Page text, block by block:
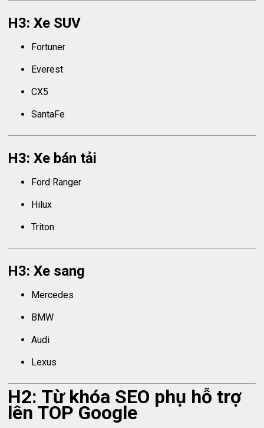
H3: Xe SUV
Fortuner
Everest
CX5
SantaFe
H3: Xe bán tải
Ford Ranger
Hilux
Triton
H3: Xe sang
Mercedes
BMW
Audi
Lexus
H2: Từ khóa SEO phụ hỗ trợ
lên TOP Google